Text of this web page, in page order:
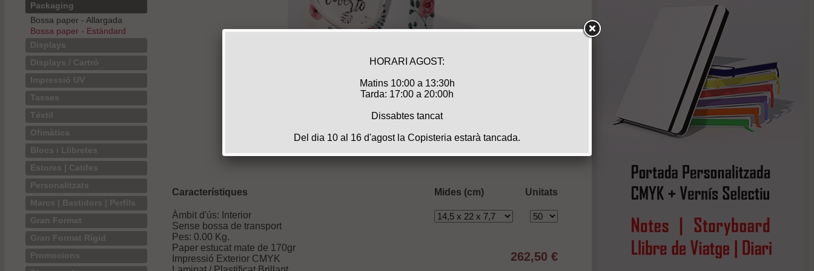
Packaging
Bossa paper - Allargada
Bossa paper - Estàndard
Displays
Displays / Cartró
Impressió UV
Tasses
Tèxtil
Ofimàtica
Blocs i Llibretes
Estores | Catifes
Personalitzats
Marcs | Bastidors | Perfils
Gran Format
Gran Format Rígid
Promocions
Característiques
Àmbit d'ús: Interior
Sense bossa de transport
Pes: 0.00 Kg.
Paper estucat mate de 170gr
Impressió Exterior CMYK
Unitats
Mides (cm)
262,50 €